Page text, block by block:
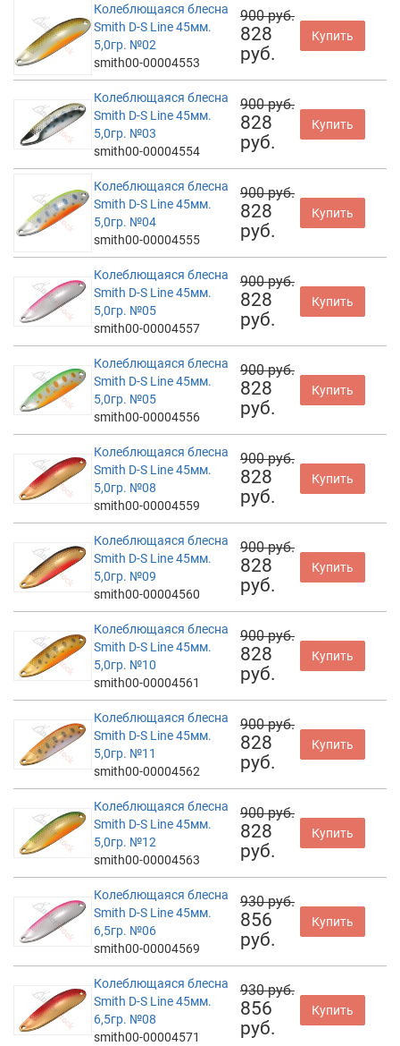
Колеблющаяся блесна
Smith D-S Line 45мм.
5,0гр. №02
smith00-00004553
900 руб.
828
руб.
Купить
Колеблющаяся блесна
Smith D-S Line 45мм.
5,0гр. №03
smith00-00004554
900 руб.
828
руб.
Купить
Колеблющаяся блесна
Smith D-S Line 45мм.
5,0гр. №04
smith00-00004555
900 руб.
828
руб.
Купить
Колеблющаяся блесна
Smith D-S Line 45мм.
5,0гр. №05
smith00-00004557
900 руб.
828
руб.
Купить
Колеблющаяся блесна
Smith D-S Line 45мм.
5,0гр. №05
smith00-00004556
900 руб.
828
руб.
Купить
Колеблющаяся блесна
Smith D-S Line 45мм.
5,0гр. №08
smith00-00004559
900 руб.
828
руб.
Купить
Колеблющаяся блесна
Smith D-S Line 45мм.
5,0гр. №09
smith00-00004560
900 руб.
828
руб.
Купить
Колеблющаяся блесна
Smith D-S Line 45мм.
5,0гр. №10
smith00-00004561
900 руб.
828
руб.
Купить
Колеблющаяся блесна
Smith D-S Line 45мм.
5,0гр. №11
smith00-00004562
900 руб.
828
руб.
Купить
Колеблющаяся блесна
Smith D-S Line 45мм.
5,0гр. №12
smith00-00004563
900 руб.
828
руб.
Купить
Колеблющаяся блесна
Smith D-S Line 45мм.
6,5гр. №06
smith00-00004569
930 руб.
856
руб.
Купить
Колеблющаяся блесна
Smith D-S Line 45мм.
6,5гр. №08
smith00-00004571
930 руб.
856
руб.
Купить